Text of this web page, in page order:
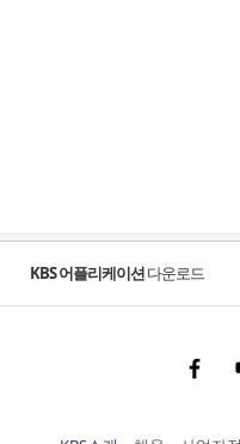
KBS 어플리케이션다운로드
Facebook